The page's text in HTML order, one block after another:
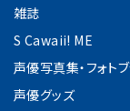
雑誌
S Cawaii! ME
声優写真集・フォト
声優グッズ